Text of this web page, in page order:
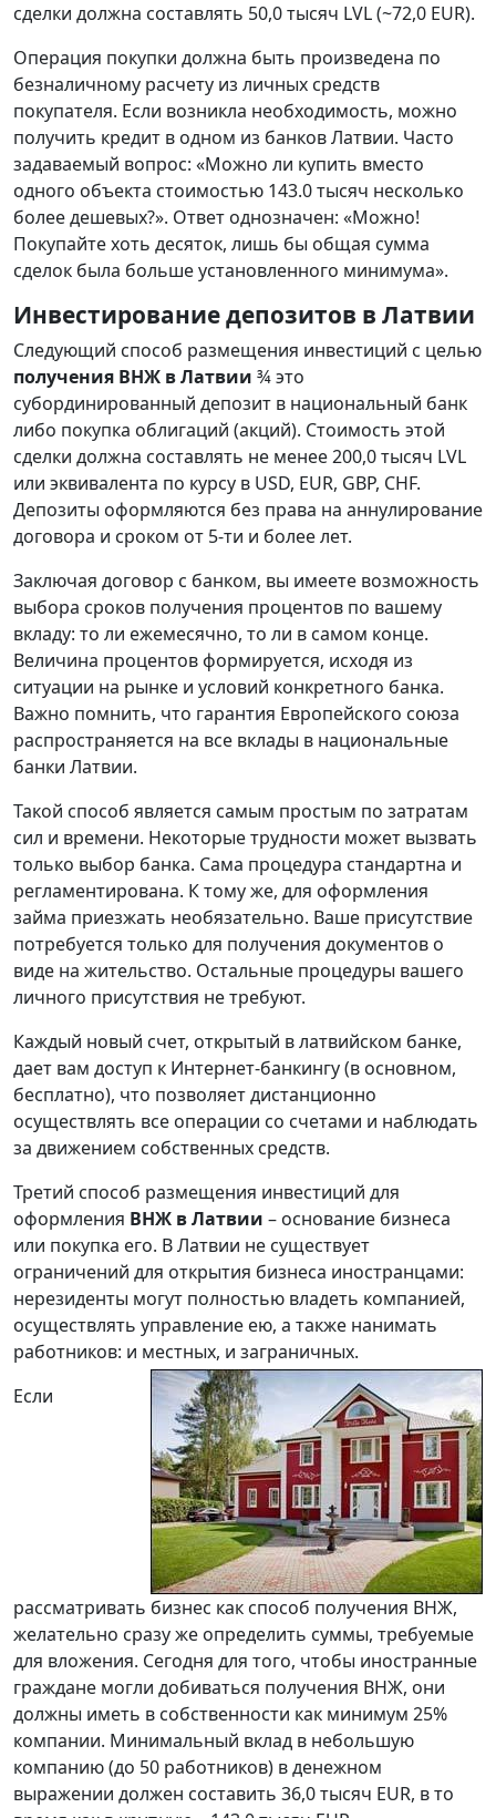
сделки должна составлять 50,0 тысяч LVL (~72,0 EUR).
Операция покупки должна быть произведена по
безналичному расчету из личных средств
покупателя. Если возникла необходимость, можно
получить кредит в одном из банков Латвии. Часто
задаваемый вопрос: «Можно ли купить вместо
одного объекта стоимостью 143.0 тысяч несколько
более дешевых?». Ответ однозначен: «Можно!
Покупайте хоть десяток, лишь бы общая сумма
сделок была больше установленного минимума».
Инвестирование депозитов в Латвии
Следующий способ размещения инвестиций с целью
получения ВНЖ в Латвии ¾ это
субординированный депозит в национальный банк
либо покупка облигаций (акций). Стоимость этой
сделки должна составлять не менее 200,0 тысяч LVL
или эквивалента по курсу в USD, EUR, GBP, CHF.
Депозиты оформляются без права на аннулирование
договора и сроком от 5-ти и более лет.
Заключая договор с банком, вы имеете возможность
выбора сроков получения процентов по вашему
вкладу: то ли ежемесячно, то ли в самом конце.
Величина процентов формируется, исходя из
ситуации на рынке и условий конкретного банка.
Важно помнить, что гарантия Европейского союза
распространяется на все вклады в национальные
банки Латвии.
Такой способ является самым простым по затратам
сил и времени. Некоторые трудности может вызвать
только выбор банка. Сама процедура стандартна и
регламентирована. К тому же, для оформления
займа приезжать необязательно. Ваше присутствие
потребуется только для получения документов о
виде на жительство. Остальные процедуры вашего
личного присутствия не требуют.
Каждый новый счет, открытый в латвийском банке,
дает вам доступ к Интернет-банкингу (в основном,
бесплатно), что позволяет дистанционно
осуществлять все операции со счетами и наблюдать
за движением собственных средств.
Третий способ размещения инвестиций для
оформления ВНЖ в Латвии – основание бизнеса
или покупка его. В Латвии не существует
ограничений для открытия бизнеса иностранцами:
нерезиденты могут полностью владеть компанией,
осуществлять управление ею, а также нанимать
работников: и местных, и заграничных.
Если
рассматривать бизнес как способ получения ВНЖ,
желательно сразу же определить суммы, требуемые
для вложения. Сегодня для того, чтобы иностранные
граждане могли добиваться получения ВНЖ, они
должны иметь в собственности как минимум 25%
компании. Минимальный вклад в небольшую
компанию (до 50 работников) в денежном
выражении должен составить 36,0 тысяч EUR, в то